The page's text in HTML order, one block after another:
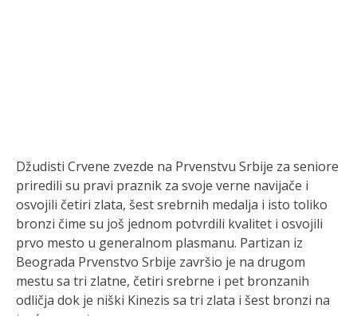
Džudisti Crvene zvezde na Prvenstvu Srbije za seniore
priredili su pravi praznik za svoje verne navijače i
osvojili četiri zlata, šest srebrnih medalja i isto toliko
bronzi čime su još jednom potvrdili kvalitet i osvojili
prvo mesto u generalnom plasmanu. Partizan iz
Beograda Prvenstvo Srbije završio je na drugom
mestu sa tri zlatne, četiri srebrne i pet bronzanih
odličja dok je niški Kinezis sa tri zlata i šest bronzi na